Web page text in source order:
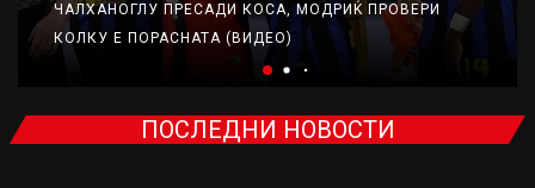
ЧАЛХАНОГЛУ ПРЕСАДИ КОСА, МОДРИЌ ПРОВЕРИ
КОЛКУ Е ПОРАСНАТА (ВИДЕО)
ПОСЛЕДНИ НОВОСТИ